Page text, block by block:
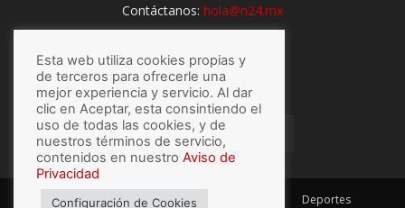
Contáctanos: hola@n24.mx
SÍGUENOS
México Mundo Economía Deportes
Esta web utiliza cookies propias y
de terceros para ofrecerle una
mejor experiencia y servicio. Al dar
clic en Aceptar, esta consintiendo el
uso de todas las cookies, y de
nuestros términos de servicio,
contenidos en nuestro Aviso de
Privacidad
Configuración de Cookies